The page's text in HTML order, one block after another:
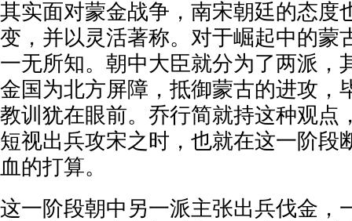
其实面对蒙金战争，南宋朝廷的态度
变，并以灵活著称。对于崛起中的蒙
一无所知。朝中大臣就分为了两派，
金国为北方屏障，抵御蒙古的进攻，
教训犹在眼前。乔行简就持这种观点
短视出兵攻宋之时，也就在这一阶段
血的打算。
这一阶段朝中另一派主张出兵伐金，